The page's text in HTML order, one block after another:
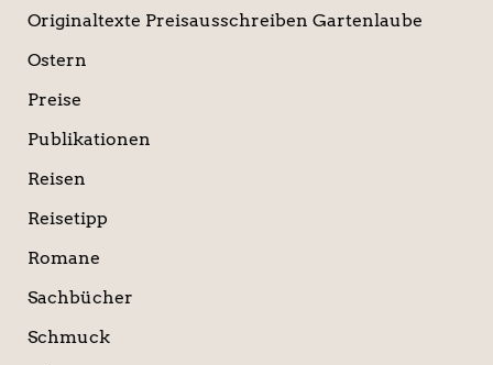
Originaltexte Preisausschreiben Gartenlaube
Ostern
Preise
Publikationen
Reisen
Reisetipp
Romane
Sachbücher
Schmuck